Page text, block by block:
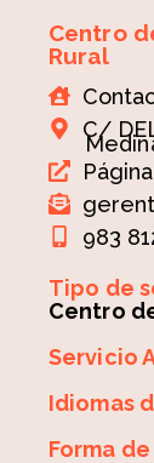
Centro
Rural
C/
983
Tipo de
Centro
Servicio
Idiomas
Forma